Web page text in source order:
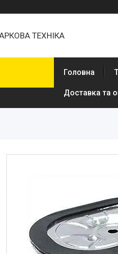
ТЕХНІКА
Головна
Доставка та